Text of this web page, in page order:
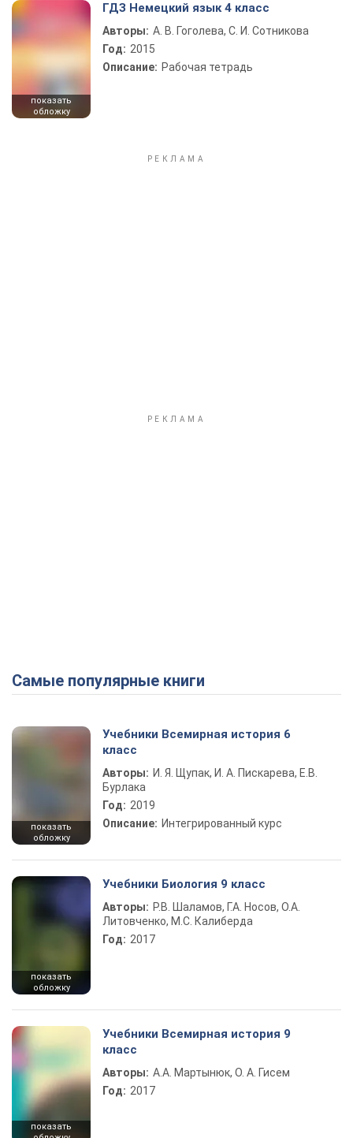
показать
обложку
ГДЗ Немецкий язык 4 класс
Авторы: А. В. Гоголева, С. И. Сотникова
Год: 2015
Описание: Рабочая тетрадь
Самые популярные книги
показать
обложку
Учебники Всемирная история 6
класс
Авторы: И. Я. Щупак, И. А. Пискарева, Е.В.
Бурлака
Год: 2019
Описание: Интегрированный курс
показать
обложку
Учебники Биология 9 класс
Авторы: Р.В. Шаламов, Г.А. Носов, О.А.
Литовченко, М.С. Калиберда
Год: 2017
показать
Учебники Всемирная история 9
класс
Авторы: А.А. Мартынюк, О. А. Гисем
Год: 2017